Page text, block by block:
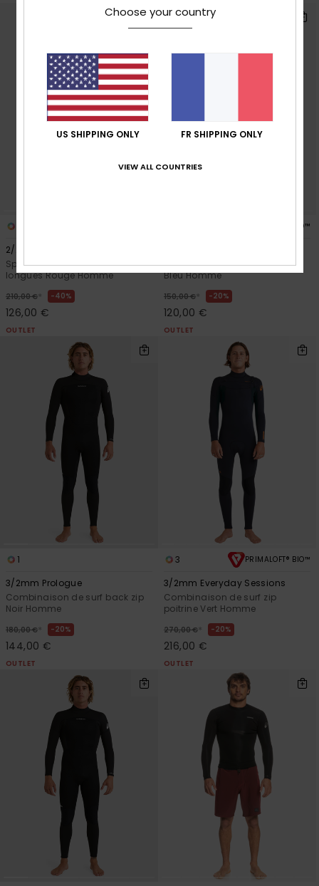
2/2mm Mercury 2024
Springsuit Chest Zip manches
longues Rouge Homme
210,00 € * 40%
126,00 €
OUTLET
PRIMALOFT® BIO™
Combinaison de surf back zip
Bleu Homme
150,00 € * 20%
120,00 €
OUTLET
1
3/2mm Prologue
Combinaison de surf back zip
Noir Homme
180,00 € * 20%
144,00 €
OUTLET
3 PRIMALOFT® BIO™
3/2mm Everyday Sessions
Combinaison de surf zip
poitrine Vert Homme
270,00 € * 20%
216,00 €
OUTLET
Choose your country
US SHIPPING ONLY FR SHIPPING ONLY
VIEW ALL COUNTRIES